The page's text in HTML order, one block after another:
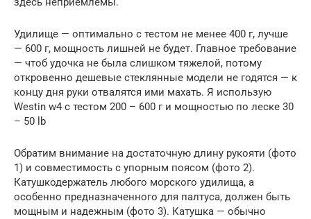
Удилище — оптимально с тестом не менее 400 г, лучше
— 600 г, мощность лишней не будет. Главное требование
— чтоб удочка не была слишком тяжелой, потому
откровенно дешевые стеклянные модели не годятся — к
концу дня руки отвалятся ими махать. Я использую
Westin w4 c тестом 200 – 600 г и мощностью по леске 30
– 50 lb
Обратим внимание на достаточную длину рукояти (фото
1) и совместимость с упорным поясом (фото 2).
Катушкодержатель любого морского удилища, а
особенно предназначенного для палтуса, должен быть
мощным и надежным (фото 3). Катушка — обычно